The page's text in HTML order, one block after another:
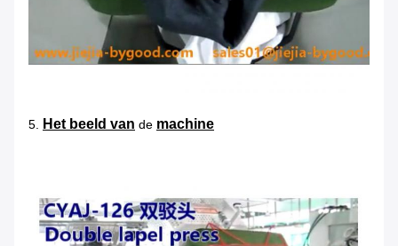
5. Het beeld van de machine